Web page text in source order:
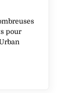
pour